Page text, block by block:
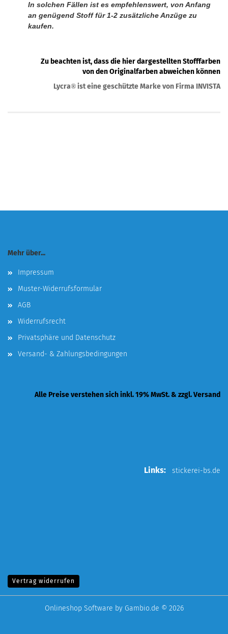
In solchen Fällen ist es empfehlenswert, von Anfang
an genügend Stoff für 1-2 zusätzliche Anzüge zu
kaufen.
Zu beachten ist, dass die hier dargestellten Stofffarben
von den Originalfarben abweichen können
Lycra® ist eine geschützte Marke von Firma INVISTA
Mehr über...
Impressum
Muster-Widerrufsformular
AGB
Widerrufsrecht
Privatsphäre und Datenschutz
Versand- & Zahlungsbedingungen
Alle Preise verstehen sich inkl. 19% MwSt. & zzgl. Versand
Links: stickerei-bs.de
Vertrag widerrufen
Onlineshop Software by Gambio.de © 2026